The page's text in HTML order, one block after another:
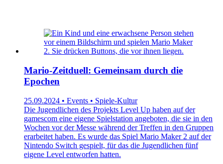
Mario-Zeitduell: Gemeinsam durch die
Epochen
25.09.2024 • Events • Spiele-Kultur
Die Jugendlichen des Projekts Level Up haben auf der
gamescom eine eigene Spielstation angeboten, die sie in den
Wochen vor der Messe während der Treffen in den Gruppen
erarbeitet haben. Es wurde das Spiel Mario Maker 2 auf der
Nintendo Switch gespielt, für das die Jugendlichen fünf
eigene Level entworfen hatten.